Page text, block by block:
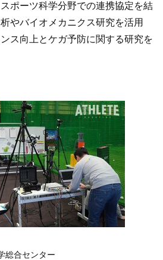
ポーツ科学分野での連携協定を結
やバイオメカニクス研究を活用
ス向上とケガ予防に関する研究を
総合センター